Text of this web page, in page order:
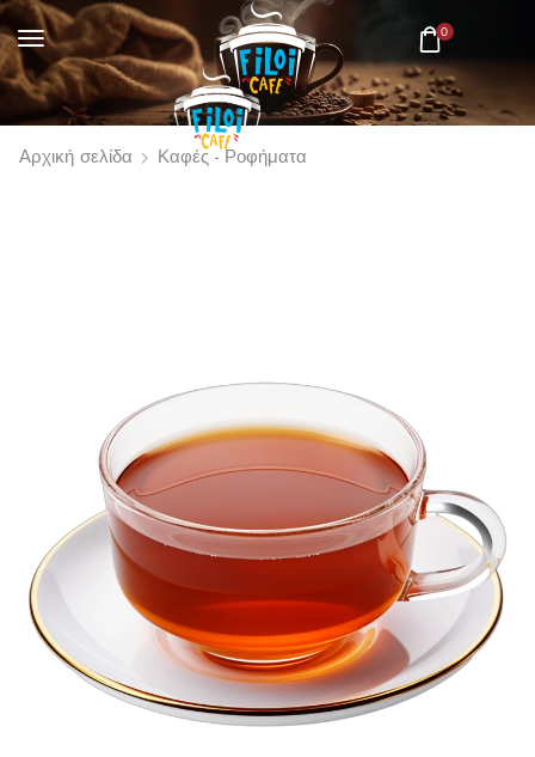
0
Αρχική σελίδα Καφές - Ροφήματα